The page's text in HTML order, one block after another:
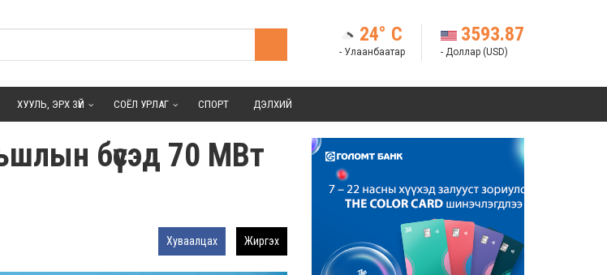
24° C
- Улаанбаатар
3593.87
- Доллар (USD)
ХУУЛЬ, ЭРХ ЗҮЙ СОЁЛ УРЛАГ СПОРТ ДЭЛХИЙ
бүсэд 70 МВт
Хуваалцах Жиргэх